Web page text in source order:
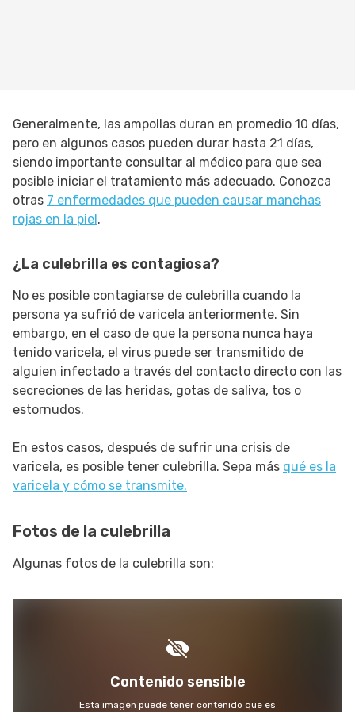
Generalmente, las ampollas duran en promedio 10 días,
pero en algunos casos pueden durar hasta 21 días,
siendo importante consultar al médico para que sea
posible iniciar el tratamiento más adecuado. Conozca
otras 7 enfermedades que pueden causar manchas
rojas en la piel .
¿La culebrilla es contagiosa?
No es posible contagiarse de culebrilla cuando la
persona ya sufrió de varicela anteriormente. Sin
embargo, en el caso de que la persona nunca haya
tenido varicela, el virus puede ser transmitido de
alguien infectado a través del contacto directo con las
secreciones de las heridas, gotas de saliva, tos o
estornudos.
En estos casos, después de sufrir una crisis de
varicela, es posible tener culebrilla. Sepa más qué es la
varicela y cómo se transmite.
Fotos de la culebrilla
Algunas fotos de la culebrilla son:
Contenido sensible
Esta imagen puede tener contenido que es